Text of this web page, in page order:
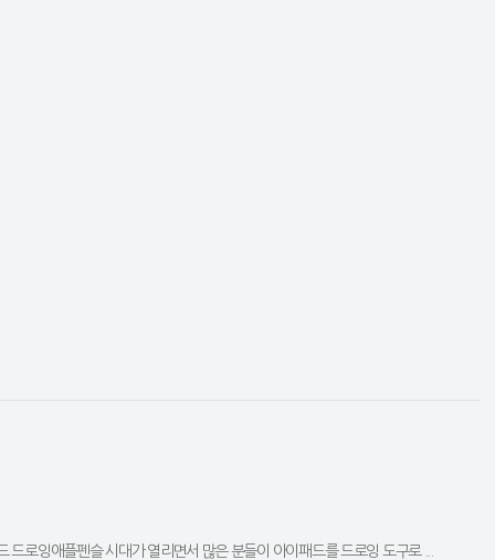
로잉애플펜슬 시대가 열리면서 많은 분들이 아이패드를 드로잉 도구로 ...